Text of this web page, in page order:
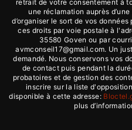
retrait de votre consentement à
une réclamation auprès
d’organiser le sort de vos
ces droits par voie postale à
35580 Goven ou par
avmconseil17@gmail.com. Un
demandé. Nous conservons vos
de contact puis pendant la
probatoires et de gestion des
inscrire sur la liste
disponible à cette adresse:
plus